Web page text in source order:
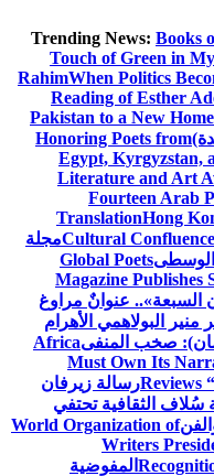
Trending News: Books
Touch of Green in
RahimWhen Politics
Reading of Esther
Pakistan to a New
Honoring Poets from
Egypt, Kyrgyzstan,
Literature and Art
Fourteen Arab
TranslationHong
Culturalمجلة
الوسطىGlobal Poets
Magazine Publishes
السبعة».. عنوانٌ مراوغ
البولاهمي الأهرام
صخب المنفىAfrica
Must Own Its
Reviewsرسالة زيرفان
سُلاف الثقافية تحتفي
World Organization of
Writers
المفوضية